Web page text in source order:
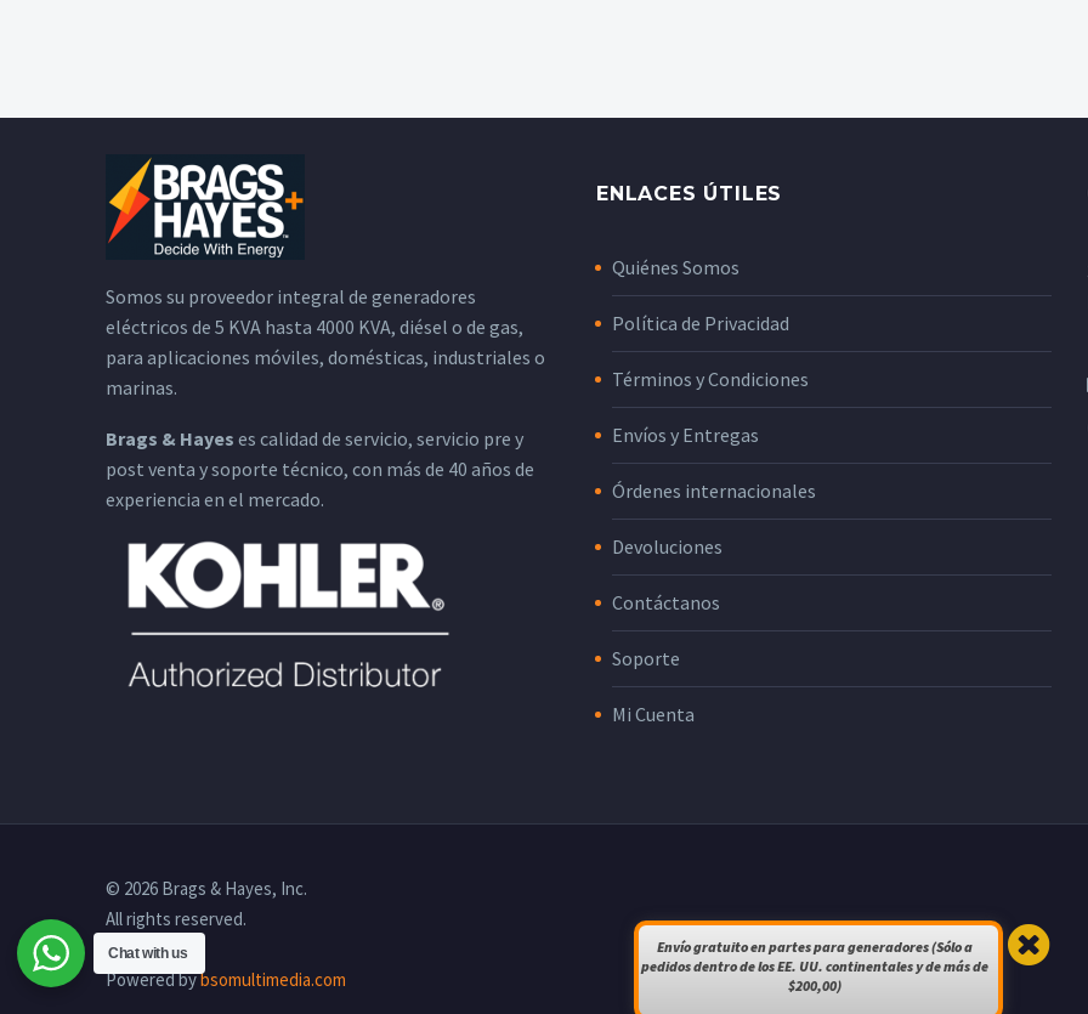
Somos su proveedor integral de generadores
eléctricos de 5 KVA hasta 4000 KVA, diésel o de gas,
para aplicaciones móviles, domésticas, industriales o
marinas.
Brags & Hayes es calidad de servicio, servicio pre y
post venta y soporte técnico, con más de 40 años de
experiencia en el mercado.
ENLACES ÚTILES
Quiénes Somos
Política de Privacidad
Términos y Condiciones
Envíos y Entregas
Órdenes internacionales
Devoluciones
Contáctanos
Soporte
Mi Cuenta
© 2026 Brags & Hayes, Inc.
All rights reserved.
Powered bybsomultimedia.com
Chat with us
Envío gratuito en partes para generadores (Sólo a
pedidos dentro de los EE. UU. continentales y de más de
$200,00)